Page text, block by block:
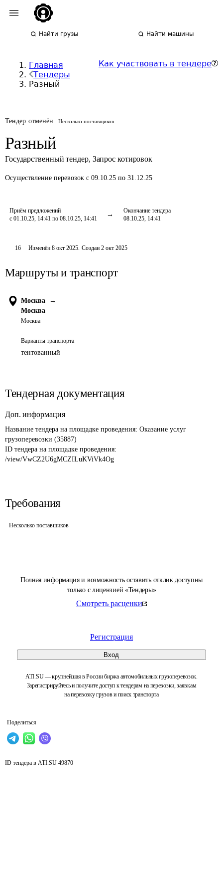
Найти грузы Найти машины
Главная
Тендеры
Разный
Как участвовать в тендере
Тендер отменён Несколько поставщиков
Разный
Государственный тендер, Запрос котировок
Осуществление перевозок с 09.10.25 по 31.12.25
Приём предложений
с 01.10.25, 14:41 по 08.10.25, 14:41
Окончание тендера
08.10.25, 14:41
Полная информация и возможность оставить отклик доступны
только с лицензией «Тендеры»
Смотреть расценки
Регистрация
Вход
ATI.SU — крупнейшая в России биржа автомобильных грузоперевозок.
Зарегистрируйтесь и получите доступ к тендерам на перевозки, заявкам
на перевозку грузов и поиск транспорта
Поделиться
16 Изменён8 окт 2025. Создан 2 окт 2025
Маршруты и транспорт
Москва
→
Москва
Москва
Варианты транспорта
тентованный
Тендерная документация
Доп. информация
Название тендера на площадке проведения: Оказание услуг
ID тендера на площадке проведения:
/view/VwCZ2U6gMCZILuKViVk4Og
Требования
Несколько поставщиков
ID тендера в ATI.SU 49870